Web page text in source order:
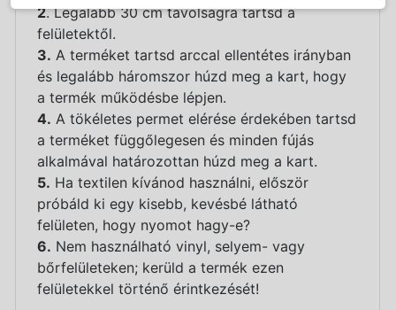
2. Legalább 30 cm távolságra tartsd a
felületektől.
3. A terméket tartsd arccal ellentétes irányban
és legalább háromszor húzd meg a kart, hogy
a termék működésbe lépjen.
4. A tökéletes permet elérése érdekében tartsd
a terméket függőlegesen és minden fújás
alkalmával határozottan húzd meg a kart.
5. Ha textilen kívánod használni, először
próbáld ki egy kisebb, kevésbé látható
felületen, hogy nyomot hagy-e?
6. Nem használható vinyl, selyem- vagy
bőrfelületeken; kerüld a termék ezen
felületekkel történő érintkezését!